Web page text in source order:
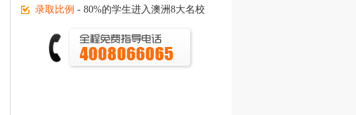
录取比例 - 80%的学生进入澳洲8大名校